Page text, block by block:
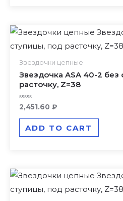
Звездочки цепные
Звездочка ASA 40-2 без
расточку, Z=38
Rated
out
2,451.60 ₽
ADD TO CART